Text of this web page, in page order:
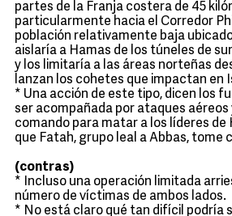
partes de la Franja costera de 45
particularmente hacia el Corredor
población relativamente baja ubicado
aislaría a Hamas de los túneles de
y los limitaría a las áreas norteñas
lanzan los cohetes que impactan en
* Una acción de este tipo, dicen los
ser acompañada por ataques aéreos
comando para matar a los líderes de
que Fatah, grupo leal a Abbas, tome
(contras)
* Incluso una operación limitada
número de víctimas de ambos lados.
* No está claro qué tan difícil podría